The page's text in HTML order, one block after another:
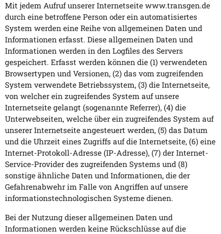
Mit jedem Aufruf unserer Internetseite www.transgen.de
durch eine betroffene Person oder ein automatisiertes
System werden eine Reihe von allgemeinen Daten und
Informationen erfasst. Diese allgemeinen Daten und
Informationen werden in den Logfiles des Servers
gespeichert. Erfasst werden können die (1) verwendeten
Browsertypen und Versionen, (2) das vom zugreifenden
System verwendete Betriebssystem, (3) die Internetseite,
von welcher ein zugreifendes System auf unsere
Internetseite gelangt (sogenannte Referrer), (4) die
Unterwebseiten, welche über ein zugreifendes System auf
unserer Internetseite angesteuert werden, (5) das Datum
und die Uhrzeit eines Zugriffs auf die Internetseite, (6) eine
Internet-Protokoll-Adresse (IP-Adresse), (7) der Internet-
Service-Provider des zugreifenden Systems und (8)
sonstige ähnliche Daten und Informationen, die der
Gefahrenabwehr im Falle von Angriffen auf unsere
informationstechnologischen Systeme dienen.
Bei der Nutzung dieser allgemeinen Daten und
Informationen werden keine Rückschlüsse auf die